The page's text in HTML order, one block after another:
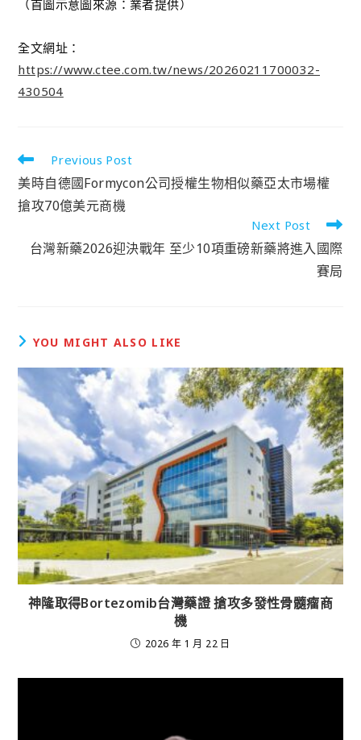
（首圖示意圖來源：業者提供）
全文網址：
https://www.ctee.com.tw/news/20260211700032-
430504
Previous Post
美時自德國Formycon公司授權生物相似藥亞太市場權
搶攻70億美元商機
Next Post
台灣新藥2026迎決戰年 至少10項重磅新藥將進入國際
賽局
YOU MIGHT ALSO LIKE
神隆取得Bortezomib台灣藥證 搶攻多發性骨髓瘤商
機
2026 年 1 月 22 日